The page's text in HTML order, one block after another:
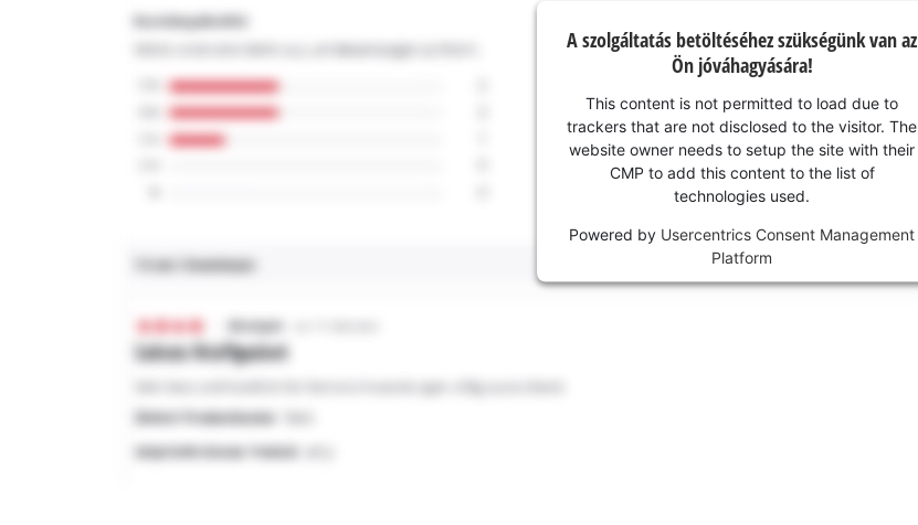
A szolgáltatás betöltéséhez szükségünk van az
Ön jóváhagyására!
This content is not permitted to load due to
trackers that are not disclosed to the visitor. The
website owner needs to setup the site with their
CMP to add this content to the list of
technologies used.
Powered by Usercentrics Consent Management
Platform